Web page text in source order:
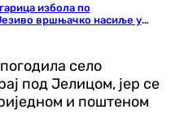
избола по
вршњачко насиље у
село
под Јелицом, јер се
и поштеном